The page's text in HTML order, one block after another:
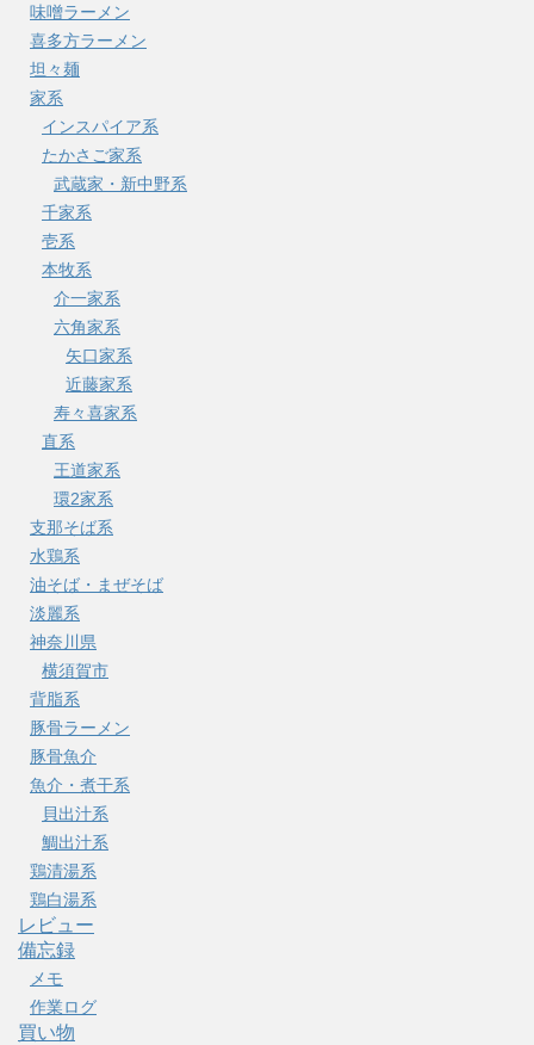
味噌ラーメン
喜多方ラーメン
坦々麺
家系
インスパイア系
たかさご家系
武蔵家・新中野系
千家系
壱系
本牧系
介一家系
六角家系
矢口家系
近藤家系
寿々喜家系
直系
王道家系
環2家系
支那そば系
水鶏系
油そば・まぜそば
淡麗系
神奈川県
横須賀市
背脂系
豚骨ラーメン
豚骨魚介
魚介・煮干系
貝出汁系
鯛出汁系
鶏清湯系
鶏白湯系
レビュー
備忘録
メモ
作業ログ
買い物